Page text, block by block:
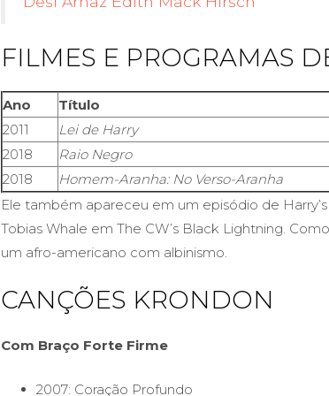
FILMES E PROGRAMAS
Ano Título
2011
Lei de Harry
2018
Raio Negro
2018
Homem-Aranha: No Verso-Aranha
Ele também apareceu em um episódio de
Tobias Whale em The CW’s Black Lightning.
um afro-americano com albinismo.
CANÇÕES KRONDON
Com Braço Forte Firme
2007: Coração Profundo